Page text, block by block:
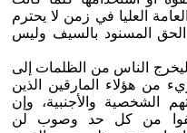
العليا في زمن لا يحترم
الحق المسنود بالسيف وليس
ليخرج الناس من الظلمات إلى
من هؤلاء المارقين الذين
الشخصية والأجنبية، وإن
من كل حد وصوب لن